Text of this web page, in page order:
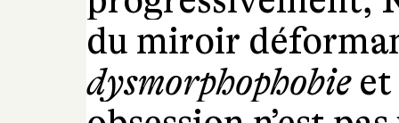
du miroir
dysmorphophobieet